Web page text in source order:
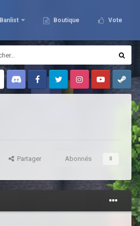
Banlist Boutique Vote
Discord FacebookTwitter InstagramYoutubeSteam
Partager Abonnés 0